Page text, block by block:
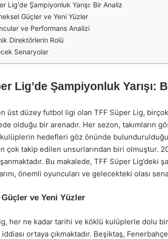
Lig'de Şampiyonluk Yarışı: Bir Analiz
Güçler ve Yeni Yüzler
ve Performans Analizi
Direktörlerin Rolü
Senaryolar
Lig’de Şampiyonluk Yarışı:
üst düzey futbol ligi olan TFF Süper Lig,
olduğu bir arenadır. Her sezon, takımların
kulüplerin hedefleri göz önünde
çok takip edilen unsurlarından biri olmuştur.
Bu makalede, TFF Süper Lig’deki
önemli oyuncuları ve gelecekteki olası
ve Yeni Yüzler
her ne kadar tarihi ve köklü kulüplerle dolu bir
ortaya çıkmaktadır. Beşiktaş,